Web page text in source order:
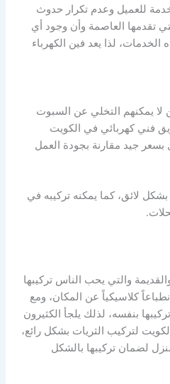
للعميل وعدم تكرار حدوث
تقدمها العاصمة وأن وجود أي
لذا يعد فين الكهرباء
لا يمكنهم التخلي عن السبوت
فني كهربائي في الكويت
جيد مقارنة بجودة العمل
بشكل لائق، كما يمكنه تركيبه في
والتي يحب الناس تركيبها
كلاسيكياً عن المكان، ومع
بنفسه، لذلك يلجأ الكثيرون
لتركيب الثريات بشكل رائع،
لضمان تركيبها بالشكل